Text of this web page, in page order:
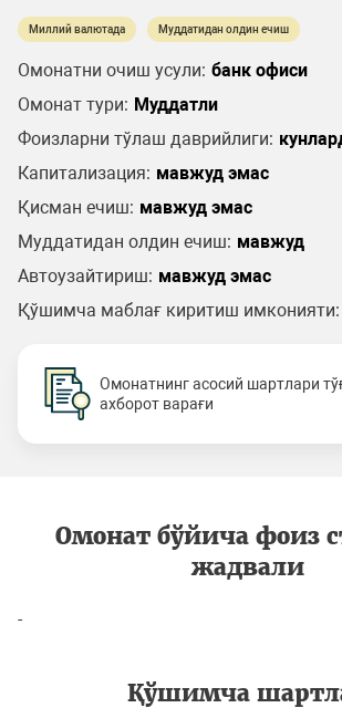
Миллий валютада Муддатидан олдин ечиш
Омонатни очиш усули: банк офиси
Омонат тури: Муддатли
Фоизларни тўлаш даврийлиги:
Капитализация: мавжуд эмас
Қисман ечиш: мавжуд эмас
Муддатидан олдин ечиш: мавжуд
Автоузайтириш: мавжуд эмас
Қўшимча маблағ киритиш имконияти:
Омонатнинг асосий шартлари
ахборот варағи
Омонат бўйича фоиз
жадвали
-
Қўшимча